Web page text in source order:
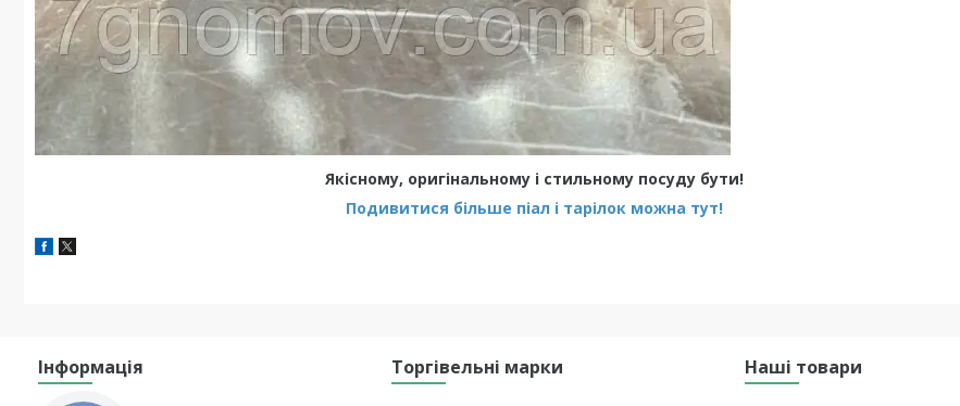
Якісному, оригінальному і стильному посуду бути!
Подивитися більше піал і тарілок можна тут!
Інформація Торгівельні марки Наші товари